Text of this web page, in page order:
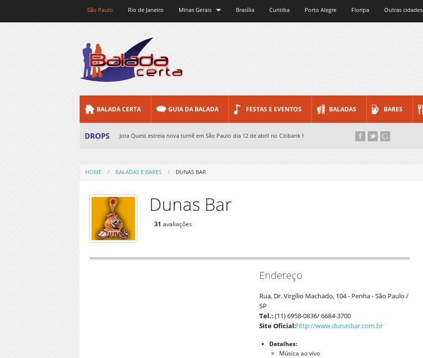
São Paulo Rio de Janeiro Minas Gerais Brasília Curitiba Porto Alegre Floripa Outras cidades
BALADA CERTA GUIA DA BALADA FESTAS E EVENTOS BALADAS BARES
DROPS Jota Quest estreia nova turnê em São Paulo dia 12 de abril no Citibank Hall...
HOME BALADAS E BARES DUNAS BAR
Dunas Bar
31 avaliações
Endereço
Rua, Dr. Virgílio Machado, 104- Penha -São Paulo /
SP
Tel.: (11) 6958-0836/ 6684-3700
Site Oficial:http://www.dunasbar.com.br
Detalhes:
Música ao vivo